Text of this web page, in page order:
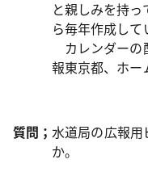
と親しみを持
ら毎年作成して
カレンダーの
報東京都、ホー
質問；水道局の広報
か。